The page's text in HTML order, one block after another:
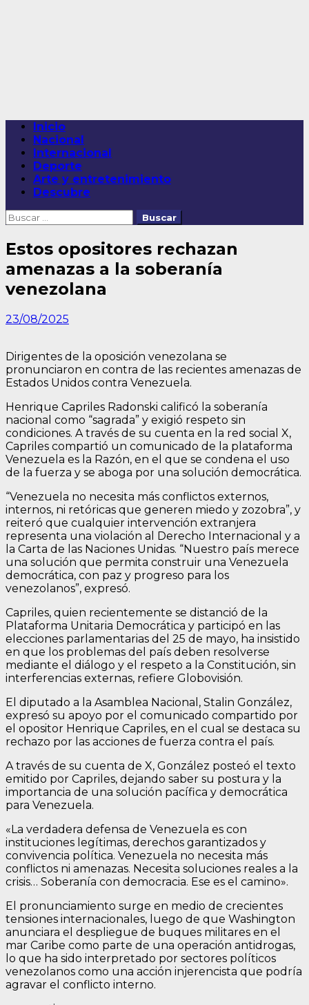
Menú
principal
Inicio
Nacional
Internacional
Deporte
Arte y entretenimiento
Descubre
Buscar:
Estos opositores rechazan
amenazas a la soberanía
venezolana
23/08/2025
Dirigentes de la oposición venezolana se
pronunciaron en contra de las recientes amenazas de
Estados Unidos contra Venezuela.
Henrique Capriles Radonski calificó la soberanía
nacional como “sagrada” y exigió respeto sin
condiciones. A través de su cuenta en la red social X,
Capriles compartió un comunicado de la plataforma
Venezuela es la Razón, en el que se condena el uso
de la fuerza y ​​​​se aboga por una solución democrática.
“Venezuela no necesita más conflictos externos,
internos, ni retóricas que generen miedo y zozobra”, y
reiteró que cualquier intervención extranjera
representa una violación al Derecho Internacional y a
la Carta de las Naciones Unidas. “Nuestro país merece
una solución que permita construir una Venezuela
democrática, con paz y progreso para los
venezolanos”, expresó.
Capriles, quien recientemente se distanció de la
Plataforma Unitaria Democrática y participó en las
elecciones parlamentarias del 25 de mayo, ha insistido
en que los problemas del país deben resolverse
mediante el diálogo y el respeto a la Constitución, sin
interferencias externas, refiere Globovisión.
El diputado a la Asamblea Nacional, Stalin González,
expresó su apoyo por el comunicado compartido por
el opositor Henrique Capriles, en el cual se destaca su
rechazo por las acciones de fuerza contra el país.
A través de su cuenta de X, González posteó el texto
emitido por Capriles, dejando saber su postura y la
importancia de una solución pacífica y democrática
para Venezuela.
«La verdadera defensa de Venezuela es con
instituciones legítimas, derechos garantizados y
convivencia política. Venezuela no necesita más
conflictos ni amenazas. Necesita soluciones reales a la
crisis… Soberanía con democracia. Ese es el camino».
El pronunciamiento surge en medio de crecientes
tensiones internacionales, luego de que Washington
anunciara el despliegue de buques militares en el
mar Caribe como parte de una operación antidrogas,
lo que ha sido interpretado por sectores políticos
venezolanos como una acción injerencista que podría
agravar el conflicto interno.